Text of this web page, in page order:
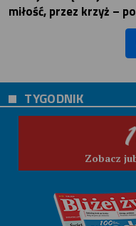
miłość, przez krzyż –
TYGODNIK
Zobacz